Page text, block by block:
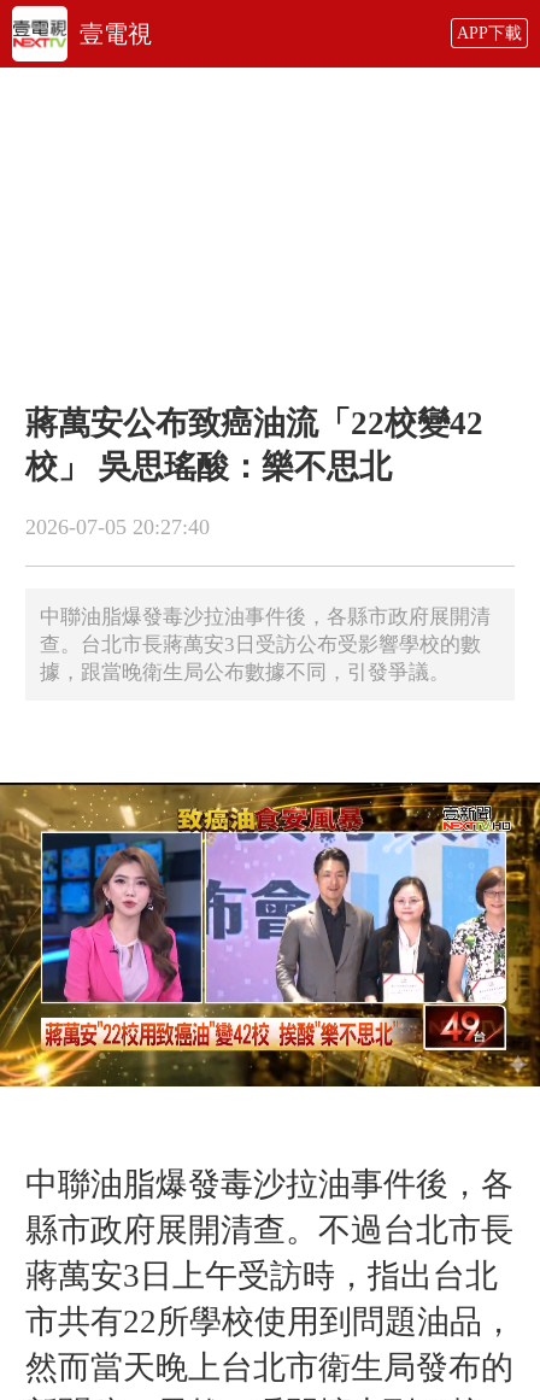
壹電視 APP下載
蔣萬安公布致癌油流「22校變42
校」 吳思瑤酸：樂不思北
2026-07-05 20:27:40
​中聯油脂爆發毒沙拉油事件後，各縣市政府展開清
查。台北市長蔣萬安3日受訪公布受影響學校的數
據，跟當晚衛生局公布數據不同，引發爭議。
中聯油脂爆發毒沙拉油事件後，各
縣市政府展開清查。不過台北市長
蔣萬安3日上午受訪時，指出台北
市共有22所學校使用到問題油品，
然而當天晚上台北市衛生局發布的